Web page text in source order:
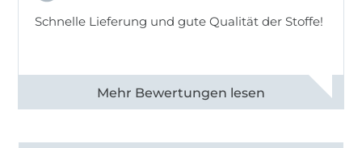
Schnelle Lieferung und gute Qualität der Stoffe!
Alle 82968 Bewertungen ansehen